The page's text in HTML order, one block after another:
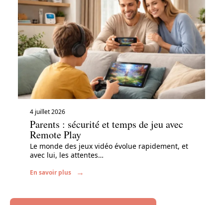
4 juillet 2026
Parents : sécurité et temps de jeu avec
Remote Play
Le monde des jeux vidéo évolue rapidement, et
avec lui, les attentes…
En savoir plus